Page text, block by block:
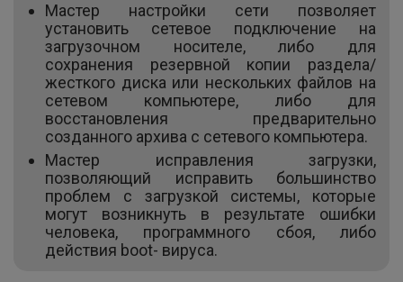
Мастер настройки сети позволяет
установить сетевое подключение на
загрузочном носителе, либо для
сохранения резервной копии раздела/
жесткого диска или нескольких файлов на
сетевом компьютере, либо для
восстановления предварительно
созданного архива с сетевого компьютера.
Мастер исправления загрузки,
позволяющий исправить большинство
проблем с загрузкой системы, которые
могут возникнуть в результате ошибки
человека, программного сбоя, либо
действия boot- вируса.